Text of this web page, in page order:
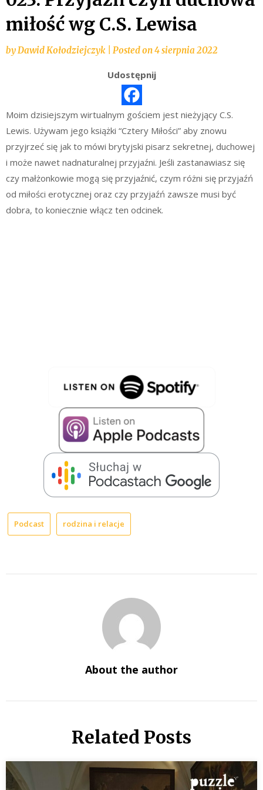
miłość wg C.S. Lewisa
byDawid Kołodziejczyk Posted on4 sierpnia 2022
Udostępnij
Moim dzisiejszym wirtualnym gościem jest nieżyjący C.S.
Lewis. Używam jego książki “Cztery Miłości” aby znowu
przyjrzeć się jak to mówi brytyjski pisarz sekretnej, duchowej
i może nawet nadnaturalnej przyjaźni. Jeśli zastanawiasz się
czy małżonkowie mogą się przyjaźnić, czym różni się przyjaźń
od miłości erotycznej oraz czy przyjaźń zawsze musi być
dobra, to koniecznie włącz ten odcinek.
Podcast rodzina i relacje
About the author
Related Posts